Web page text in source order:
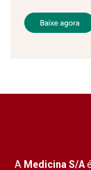
A Medicina S/A